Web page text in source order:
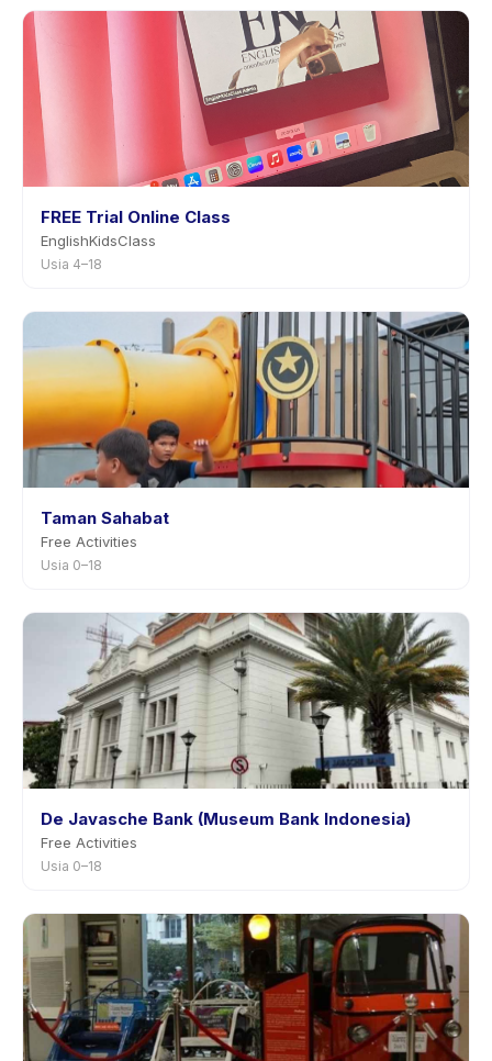
pemberitahuan sebelumnya.
FREE Trial Online Class
EnglishKidsClass
Usia 4–18
Taman Sahabat
Free Activities
Usia 0–18
De Javasche Bank (Museum Bank Indonesia)
Free Activities
Usia 0–18